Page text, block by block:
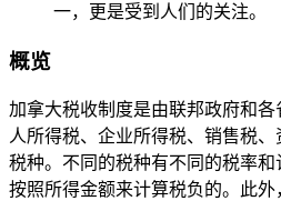
一，更是受到人们的关注。
概览
加拿大税收制度是由联邦政府和
人所得税、企业所得税、销售税
税种。不同的税种有不同的税率
按照所得金额来计算税负的。此